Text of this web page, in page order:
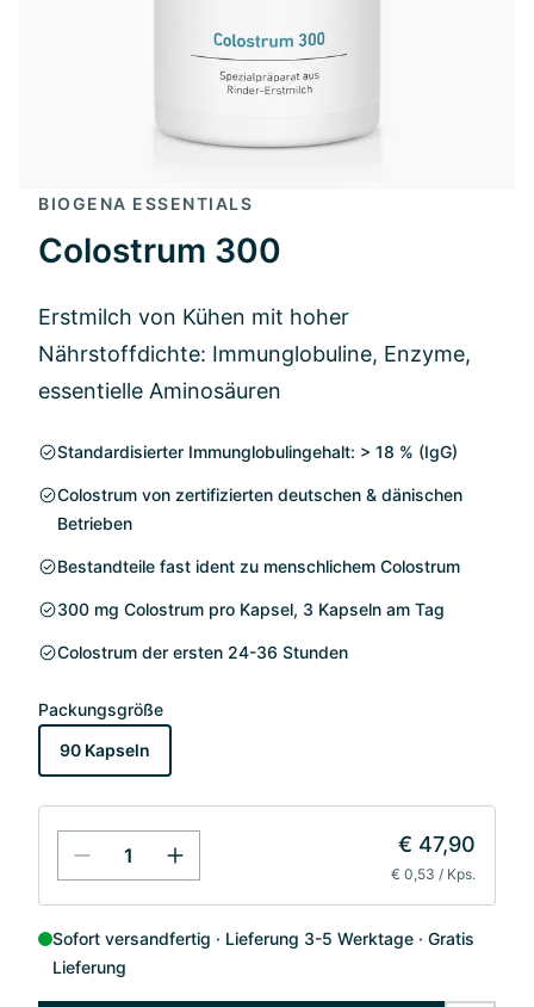
BIOGENA ESSENTIALS
Colostrum 300
Erstmilch von Kühen mit hoher
Nährstoffdichte: Immunglobuline, Enzyme,
essentielle Aminosäuren
Standardisierter Immunglobulingehalt: > 18 % (IgG)
Colostrum von zertifizierten deutschen & dänischen
Betrieben
Bestandteile fast ident zu menschlichem Colostrum
300 mg Colostrum pro Kapsel, 3 Kapseln am Tag
Colostrum der ersten 24-36 Stunden
Packungsgröße
90 Kapseln
€ 47,90
€ 0,53 / Kps.
Sofort versandfertig Lieferung 3-5 Werktage
Gratis
Lieferung